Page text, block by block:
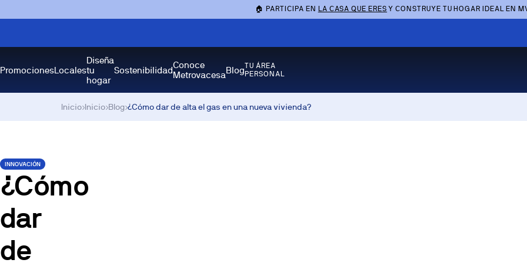
🏠 PARTICIPA EN LA CASA QUE ERES Y CONSTRUYE TU HOGAR IDEAL EN
PromocionesLocales
Diseña
tu
hogar
SostenibilidadConoce
MetrovacesaBlogTU ÁREA
PERSONAL
Inicio›Inicio›Blog›¿Cómo dar de alta el gas en una nueva vivienda?
INNOVACIÓN
¿Cómo
dar
de